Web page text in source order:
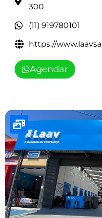
300
(11) 919780101
https://
Agendar